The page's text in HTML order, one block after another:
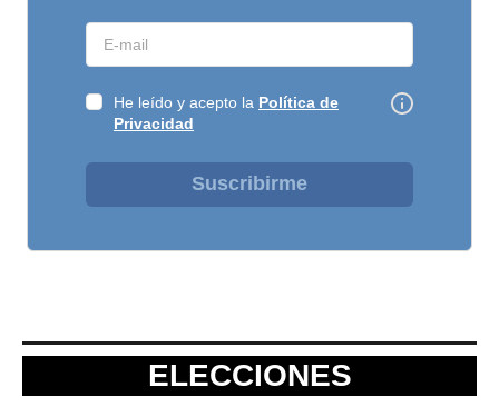
He leído y acepto la Política de
Privacidad
Suscribirme
ELECCIONES